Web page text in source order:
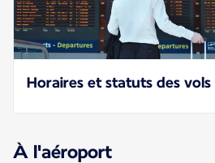
Horaires et statuts des vols
À l'aéroport